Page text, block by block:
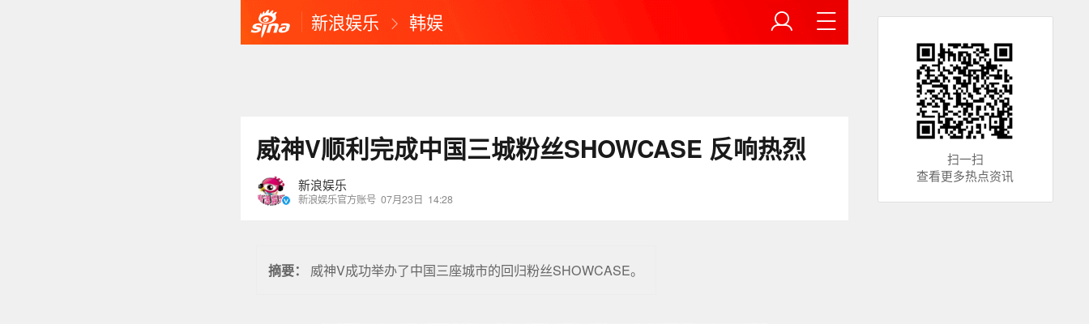
新浪娱乐 韩娱
威神V顺利完成中国三城粉丝SHOWCASE 反响热烈
新浪娱乐
新浪娱乐官方账号 07月23日 14:28
摘要： 威神V成功举办了中国三座城市的回归粉丝SHOWCASE。
扫一扫
查看更多热点资讯